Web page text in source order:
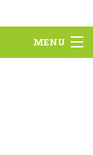
MENU